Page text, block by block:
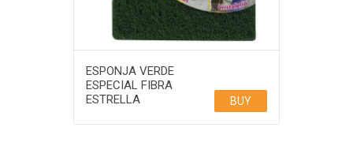
ESPONJA VERDE
ESPECIAL FIBRA
ESTRELLA
BUY